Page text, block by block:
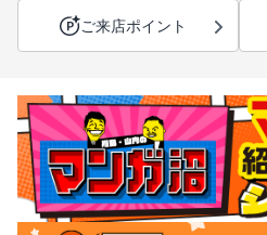
ご来店ポイント